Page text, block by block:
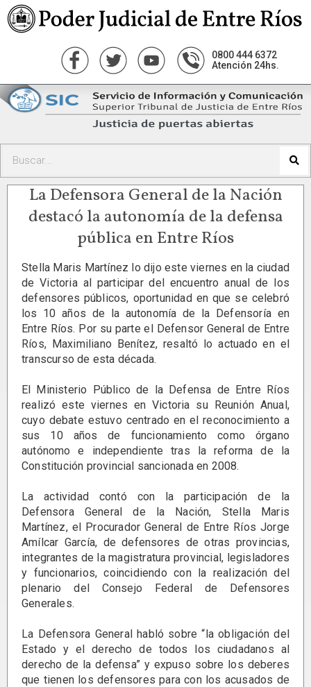
0800 444 6372
Atención 24hs.
La Defensora General de la Nación
destacó la autonomía de la defensa
pública en Entre Ríos
Stella Maris Martínez lo dijo este viernes en la ciudad
de Victoria al participar del encuentro anual de los
defensores públicos, oportunidad en que se celebró
los 10 años de la autonomía de la Defensoría en
Entre Ríos. Por su parte el Defensor General de Entre
Ríos, Maximiliano Benítez, resaltó lo actuado en el
transcurso de esta década.
El Ministerio Público de la Defensa de Entre Ríos
realizó este viernes en Victoria su Reunión Anual,
cuyo debate estuvo centrado en el reconocimiento a
sus 10 años de funcionamiento como órgano
autónomo e independiente tras la reforma de la
Constitución provincial sancionada en 2008.
La actividad contó con la participación de la
Defensora General de la Nación, Stella Maris
Martínez, el Procurador General de Entre Ríos Jorge
Amílcar García, de defensores de otras provincias,
integrantes de la magistratura provincial, legisladores
y funcionarios, coincidiendo con la realización del
plenario del Consejo Federal de Defensores
Generales.
La Defensora General habló sobre “la obligación del
Estado y el derecho de todos los ciudadanos al
derecho de la defensa” y expuso sobre los deberes
que tienen los defensores para con los acusados de